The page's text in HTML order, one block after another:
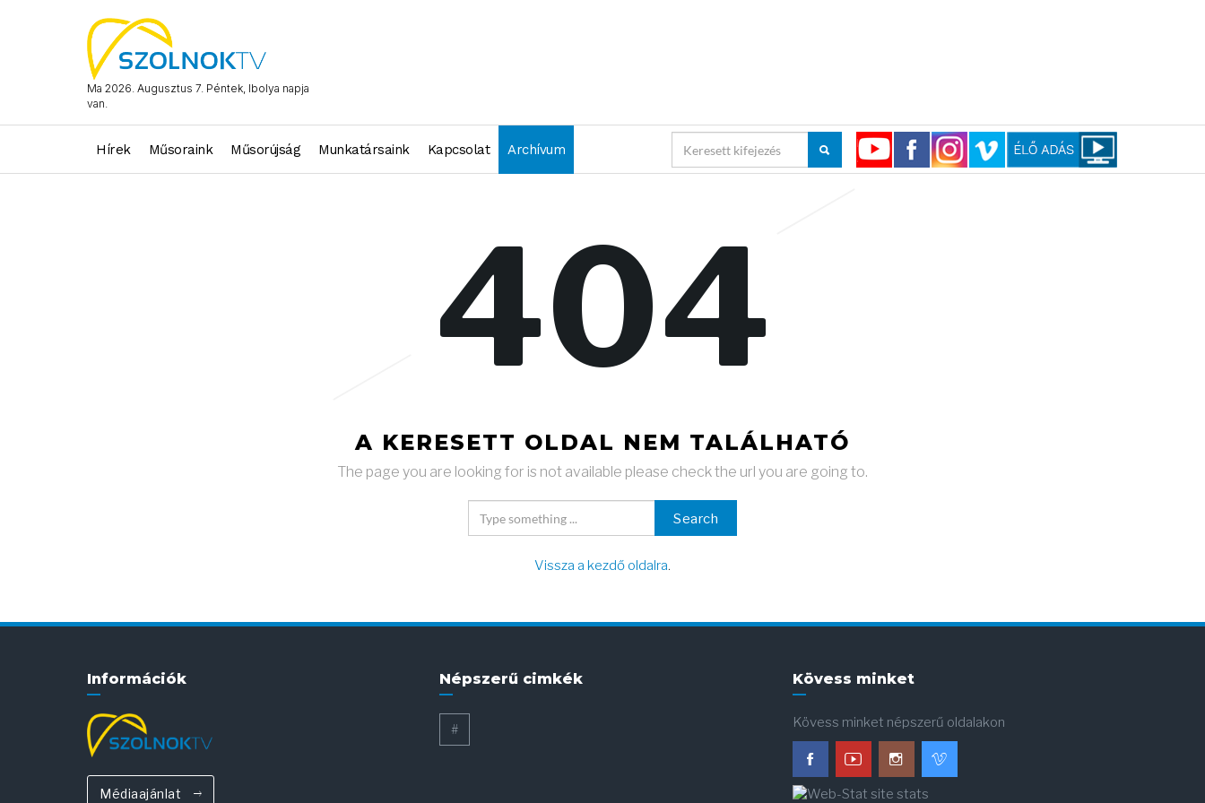
Ma 2026. Augusztus 7. Péntek, Ibolya napja
van.
Hírek Műsoraink Műsorújság Munkatársaink Kapcsolat Archívum
404
A KERESETT OLDAL NEM TALÁLHATÓ
The page you are looking for is not available please check the url you are going to.
Search
Vissza a kezdő oldalra.
Információk
Médiaajánlat
Népszerű cimkék
#
Kövess minket
Kövess minket népszerű oldalakon